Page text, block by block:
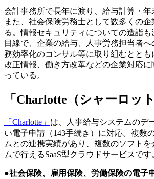
会計事務所で長年に渡り、給与計算・年
また、社会保険労務士として数多くの
る。情報セキュリティについての造詣
目線で、企業の給与、人事労務担当者
務効率化のコンサル等に取り組むとと
改正情報、働き方改革などの企業対応
っている。
「Charlotte （シャーロット
「Charlotte」 は、人事給与システムのデ
い電子申請（143手続き）に対応。複数
ムとの連携実績があり、複数のソフトを
ムで行えるSaaS型クラウドサービスです
●社会保険、雇用保険、労働保険の電子